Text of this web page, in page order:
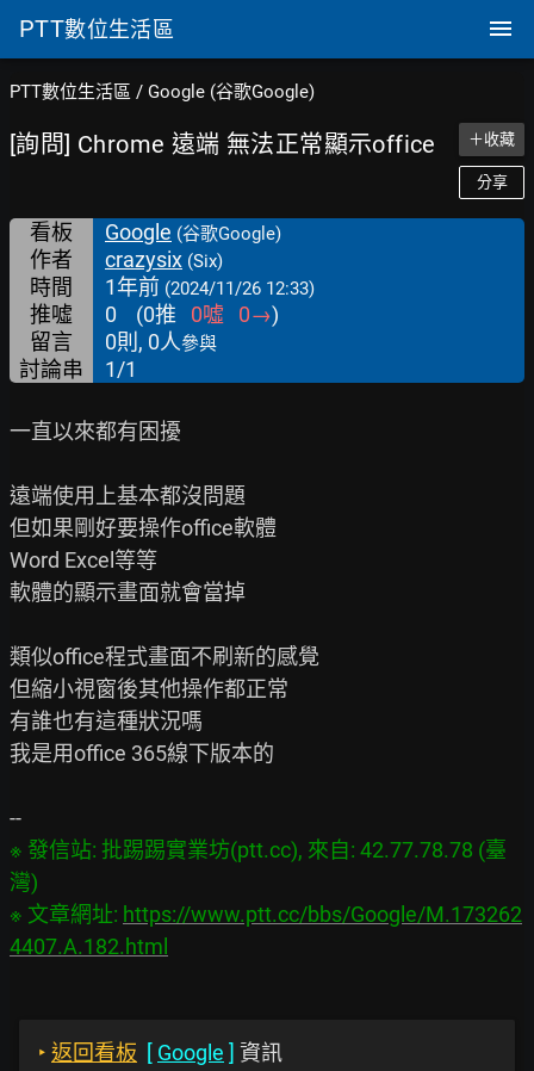
PTT數位生活區
PTT數位生活區 / Google (谷歌Google)
[詢問] Chrome 遠端 無法正常顯示office ＋收藏
分享
看板 Google (谷歌Google)
作者 crazysix (Six)
時間 1年前 (2024/11/26 12:33)
推噓 0 (0推 0噓 0→)
留言
0則, 0人參與
討論串 1/1
一直以來都有困擾
遠端使用上基本都沒問題
但如果剛好要操作office軟體
Word Excel等等
軟體的顯示畫面就會當掉
類似office程式畫面不刷新的感覺
但縮小視窗後其他操作都正常
有誰也有這種狀況嗎
我是用office 365線下版本的
※ 發信站: 批踢踢實業坊(ptt.cc), 來自: 42.77.78.78 (臺
灣)
※ 文章網址: https://www.ptt.cc/bbs/Google/M.173262
4407.A.182.html
‣ 返回看板 [ Google ] 資訊